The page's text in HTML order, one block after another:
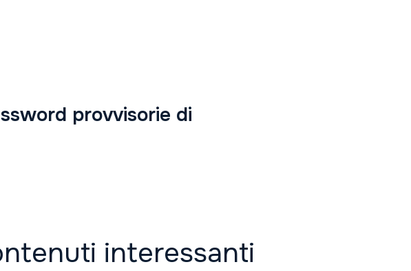
provvisorie di
interessanti